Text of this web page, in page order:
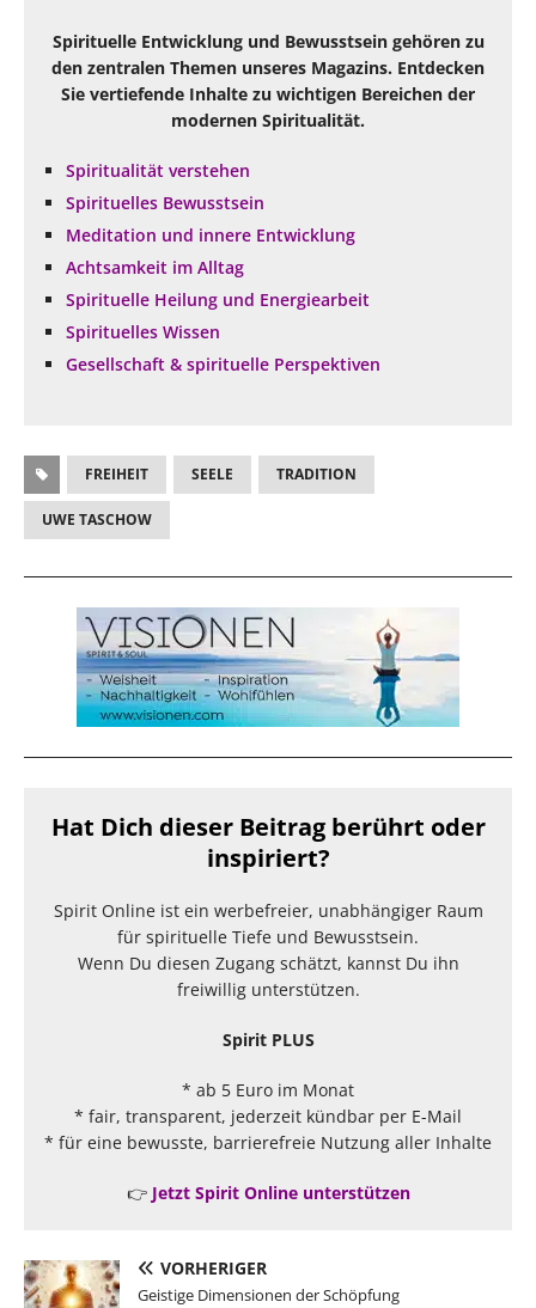
Spirituelle Entwicklung und Bewusstsein gehören zu
den zentralen Themen unseres Magazins. Entdecken
Sie vertiefende Inhalte zu wichtigen Bereichen der
modernen Spiritualität.
Spiritualität verstehen
Spirituelles Bewusstsein
Meditation und innere Entwicklung
Achtsamkeit im Alltag
Spirituelle Heilung und Energiearbeit
Spirituelles Wissen
Gesellschaft & spirituelle Perspektiven
FREIHEIT SEELE TRADITION
UWE TASCHOW
Hat Dich dieser Beitrag berührt oder
inspiriert?
Spirit Online ist ein werbefreier, unabhängiger Raum
für spirituelle Tiefe und Bewusstsein.
Wenn Du diesen Zugang schätzt, kannst Du ihn
freiwillig unterstützen.
Spirit PLUS
* ab 5 Euro im Monat
* fair, transparent, jederzeit kündbar per E-Mail
* für eine bewusste, barrierefreie Nutzung aller Inhalte
👉 Jetzt Spirit Online unterstützen
VORHERIGER
Geistige Dimensionen der Schöpfung